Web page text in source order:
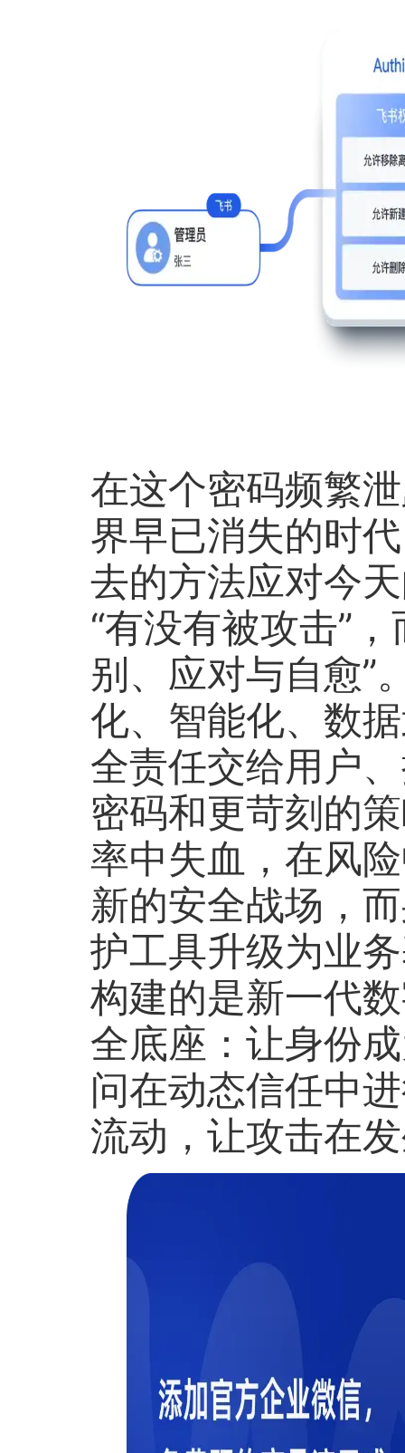
在这个密码频繁
界早已消失的时
去的方法应对今
“有没有被攻击”
别、应对与自愈”
化、智能化、数
全责任交给用户
密码和更苛刻的
率中失血，在风
新的安全战场，
护工具升级为业
构建的是新一代
全底座：让身份
问在动态信任中
流动，让攻击在